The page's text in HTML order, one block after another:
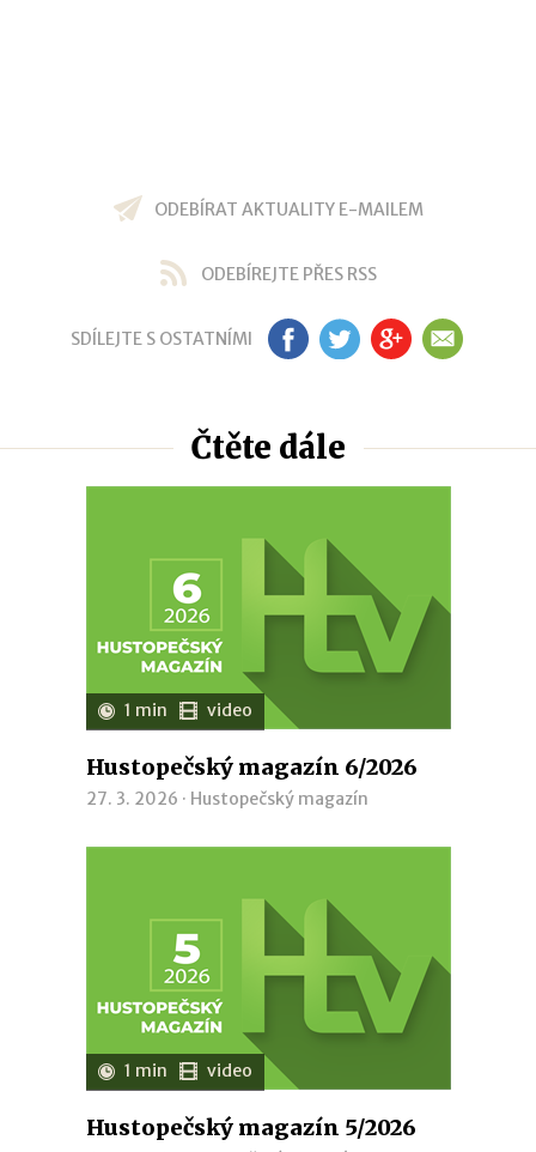
ODEBÍRAT AKTUALITY E-MAILEM
ODEBÍREJTE PŘES RSS
SDÍLEJTE S OSTATNÍMI FB TW GP EM
Čtěte dále
1 min video
Hustopečský magazín 6/2026
27. 3. 2026 · Hustopečský magazín
1 min video
Hustopečský magazín 5/2026